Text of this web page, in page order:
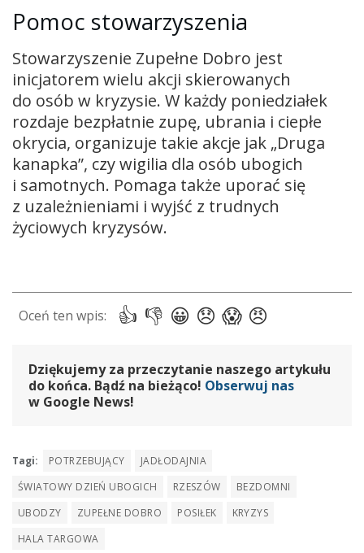
Pomoc stowarzyszenia
Stowarzyszenie Zupełne Dobro jest
inicjatorem wielu akcji skierowanych
do osób w kryzysie. W każdy poniedziałek
rozdaje bezpłatnie zupę, ubrania i ciepłe
okrycia, organizuje takie akcje jak „Druga
kanapka”, czy wigilia dla osób ubogich
i samotnych. Pomaga także uporać się
z uzależnieniami i wyjść z trudnych
życiowych kryzysów.
Dziękujemy za przeczytanie naszego artykułu
do końca. Bądź na bieżąco! Obserwuj nas
w Google News!
Tagi: POTRZEBUJĄCY
JADŁODAJNIA
ŚWIATOWY DZIEŃ UBOGICH
RZESZÓW
BEZDOMNI
UBODZY
ZUPEŁNE DOBRO POSIŁEK
KRYZYS
HALA TARGOWA